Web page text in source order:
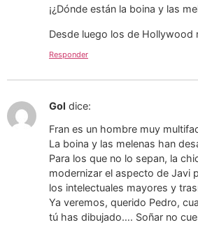
¡¿Dónde están la boina y las
Desde luego los de
Responder
Gol dice:
Fran es un hombre muy
La boina y las melenas han
Para los que no lo sepan, la
modernizar el aspecto de Javi
los intelectuales mayores y
Ya veremos, querido Pedro,
tú has dibujado…. Soñar no